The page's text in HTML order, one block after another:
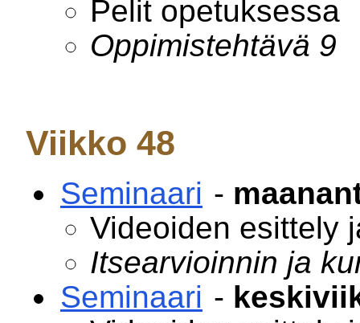
Pelit opetuksessa
Oppimistehtävä 9
Viikko 48
Seminaari -
Videoiden esittely
Itsearvioinnin ja
Seminaari -